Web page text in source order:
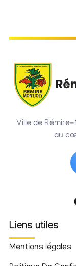
Ville de
au
Liens utiles
Mentions légales